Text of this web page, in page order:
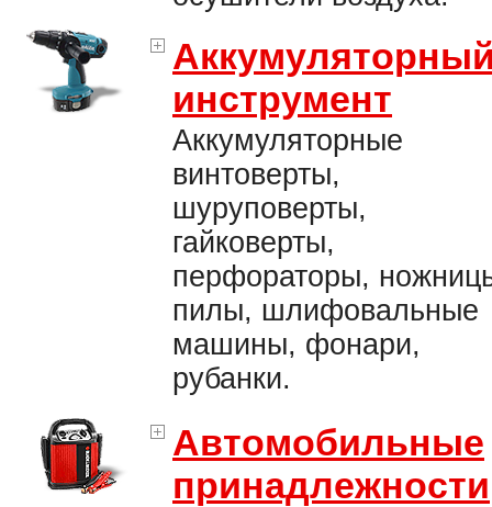
инструмент
Аккумуляторные
винтоверты,
шуруповерты,
гайковерты,
перфораторы,
пилы, шлифовальные
машины, фонари,
рубанки.
Автомобильные
принадлежности